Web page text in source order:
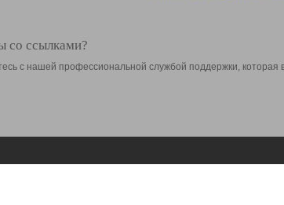
со ссылками?
с нашей профессиональной службой поддержки,